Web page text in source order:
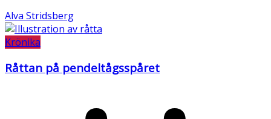
Alva Stridsberg
Krönika
Råttan på pendeltågsspåret